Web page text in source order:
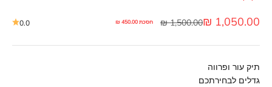
מחיר מבצע
1,050.00 ₪ מחיר רגיל
1,500.00 ₪ חסכת 450.00 ₪ 0.0
תיק עור ופרווה
גדלים לבחירתכם